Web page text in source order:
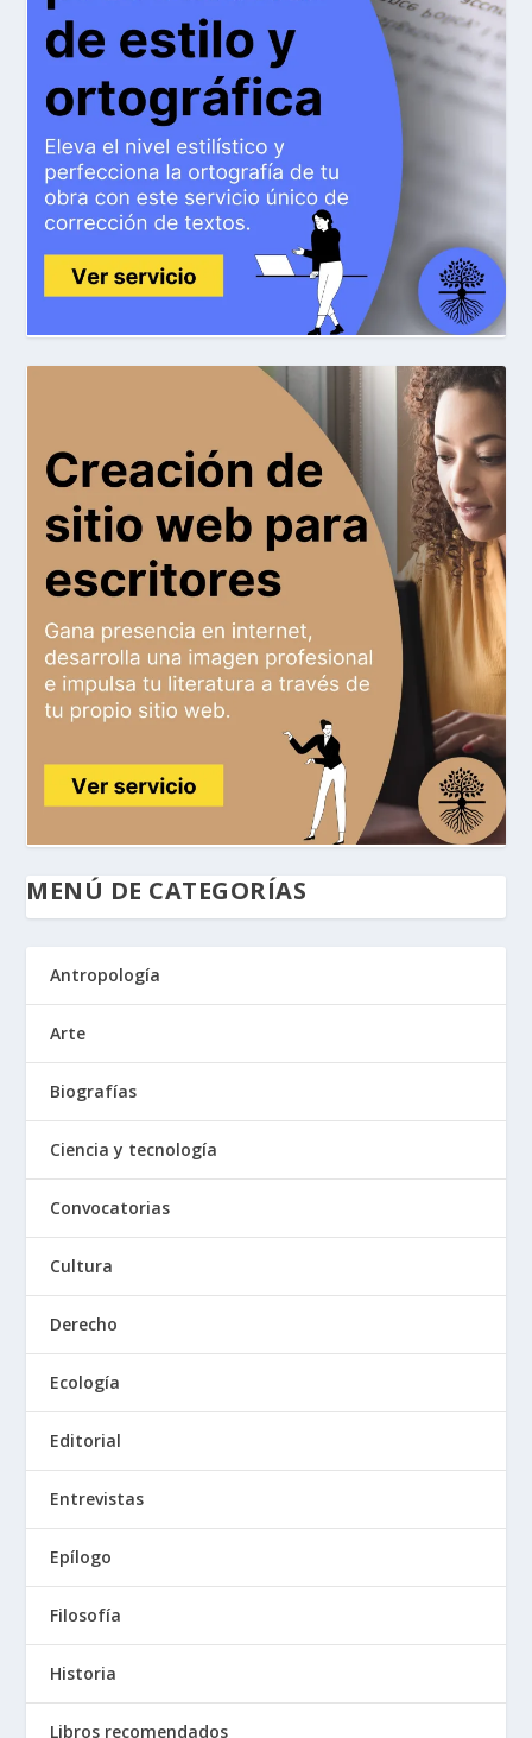
MENÚ DE CATEGORÍAS
Antropología
Arte
Biografías
Ciencia y tecnología
Convocatorias
Cultura
Derecho
Ecología
Editorial
Entrevistas
Epílogo
Filosofía
Historia
Libros recomendados